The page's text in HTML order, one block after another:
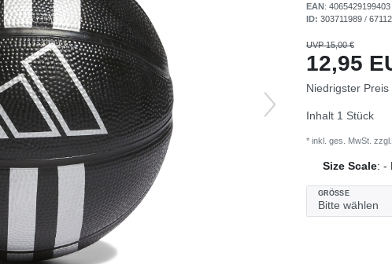
EAN: 4065429199403
ID: 303711989 /
UVP 15,00 €
12,95
Niedrigster
Inhalt 1 Stück
* inkl. ges. MwSt. zzgl.
Size Scale: -
GRÖSSE